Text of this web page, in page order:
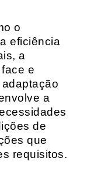
o
eficiência
a
e
a
de
que
requisitos.